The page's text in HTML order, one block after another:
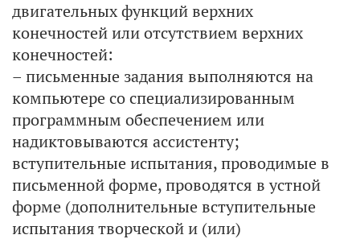
двигательных функций верхних
конечностей или отсутствием верхних
конечностей:
– письменные задания выполняются на
компьютере со специализированным
программным обеспечением или
надиктовываются ассистенту;
вступительные испытания, проводимые в
письменной форме, проводятся в устной
форме (дополнительные вступительные
испытания творческой и (или)